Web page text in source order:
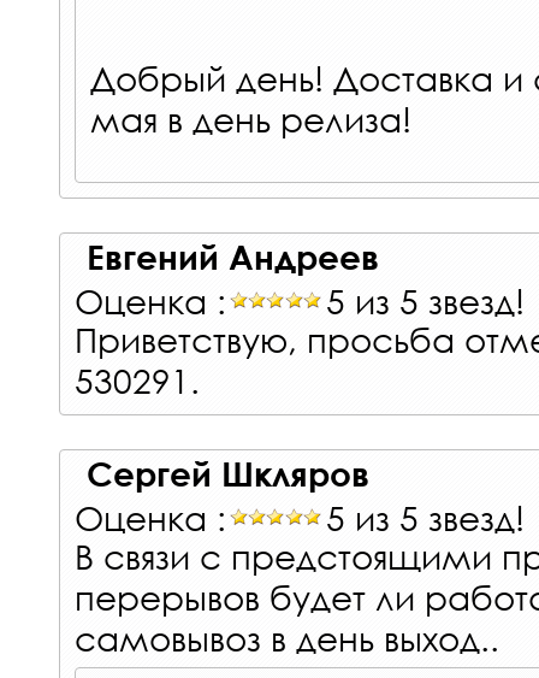
Добрый день! Доставка и
мая в день релиза!
Евгений Андреев
Оценка :
5 из 5 звезд!
Приветствую, просьба
530291.
Сергей Шкляров
Оценка :
5 из 5 звезд!
В связи с предстоящими
перерывов будет ли
самовывоз в день выход..